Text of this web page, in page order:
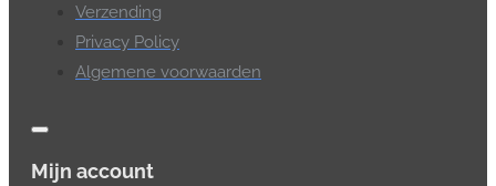
Verzending
Privacy Policy
Algemene voorwaarden
Mijn account